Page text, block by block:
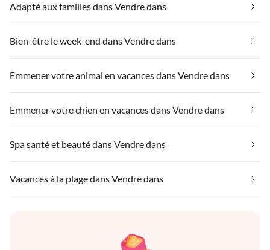
Adapté aux familles dans Vendre dans
Bien-être le week-end dans Vendre dans
Emmener votre animal en vacances dans Vendre dans
Emmener votre chien en vacances dans Vendre dans
Spa santé et beauté dans Vendre dans
Vacances à la plage dans Vendre dans